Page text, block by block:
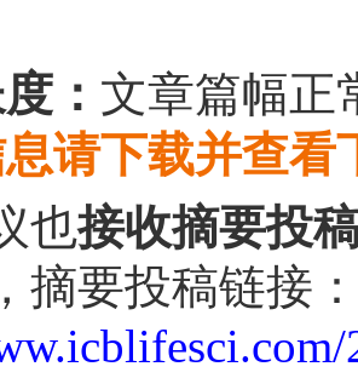
： 文章篇幅正
请下载并查看
也接收摘要投
摘要投稿链接